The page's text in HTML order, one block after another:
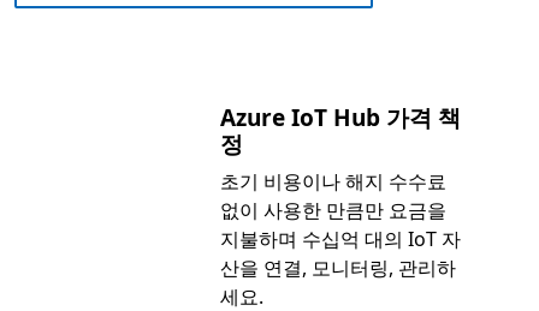
Azure IoT Hub 가격 책
정
초기 비용이나 해지 수수료
없이 사용한 만큼만 요금을
지불하며 수십억 대의 IoT 자
산을 연결, 모니터링, 관리하
세요.